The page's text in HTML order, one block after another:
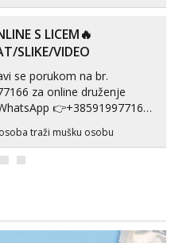
S LICEM🔥
SLIKE/VIDEO
za online druženje
Radim
s licem, solo i s partnerom,
(Tina&Natali), razne
traži mušku osobu